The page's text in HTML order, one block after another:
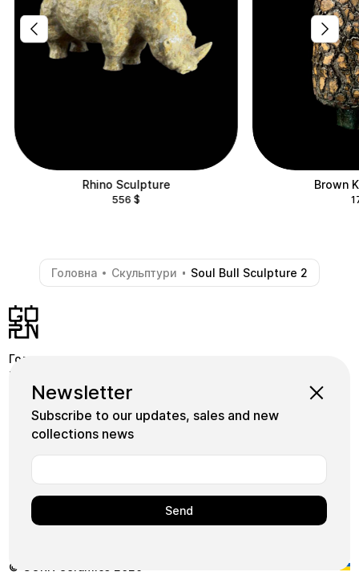
Rhino Sculpture
556 $
Brown
Головна - Скульптури - Soul Bull Sculpture 2
Користуючись нашим сайтом, ви погоджуєтесь на
використання нами файлів cookie.
Newsletter
Subscribe to our updates, sales and new
collections news
Головна
Крамниця
Школа
Коллекції
Майстри
Плитка
Instagram
+380739339155
© GORN Ceramics 2026